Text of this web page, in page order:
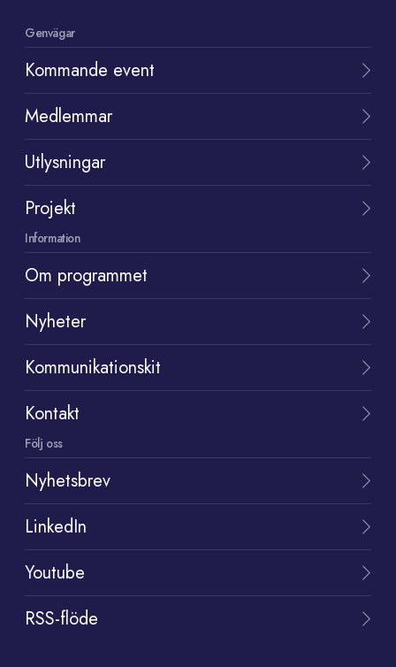
Genvägar
Kommande event
Medlemmar
Utlysningar
Projekt
Information
Om programmet
Nyheter
Kommunikationskit
Kontakt
Följ oss
Nyhetsbrev
LinkedIn
Youtube
RSS-flöde